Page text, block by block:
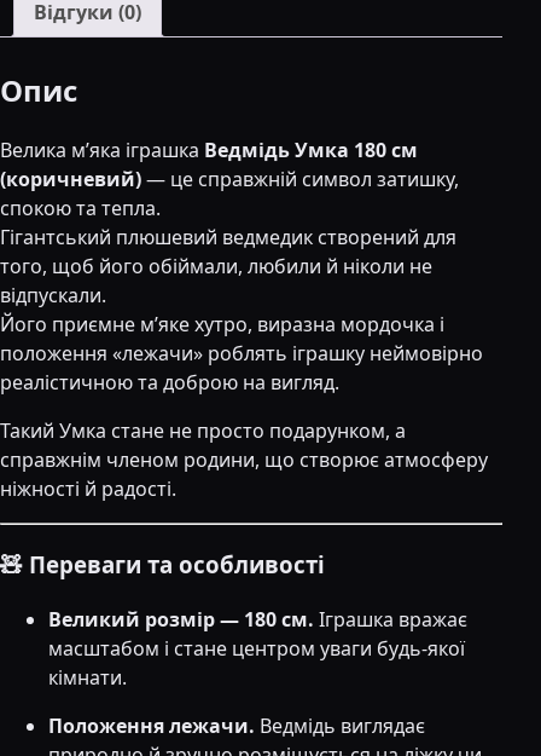
Відгуки (0)
Опис
Велика м’яка іграшка Ведмідь Умка 180 см
(коричневий)— це справжній символ затишку,
спокою та тепла.
Гігантський плюшевий ведмедик створений для
того, щоб його обіймали, любили й ніколи не
відпускали.
Його приємне м’яке хутро, виразна мордочка і
положення «лежачи» роблять іграшку неймовірно
реалістичною та доброю на вигляд.
Такий Умка стане не просто подарунком, а
справжнім членом родини, що створює атмосферу
ніжності й радості.
🧸 Переваги та особливості
Великий розмір — 180 см. Іграшка вражає
масштабом і стане центром уваги будь-якої
кімнати.
Положення лежачи. Ведмідь виглядає